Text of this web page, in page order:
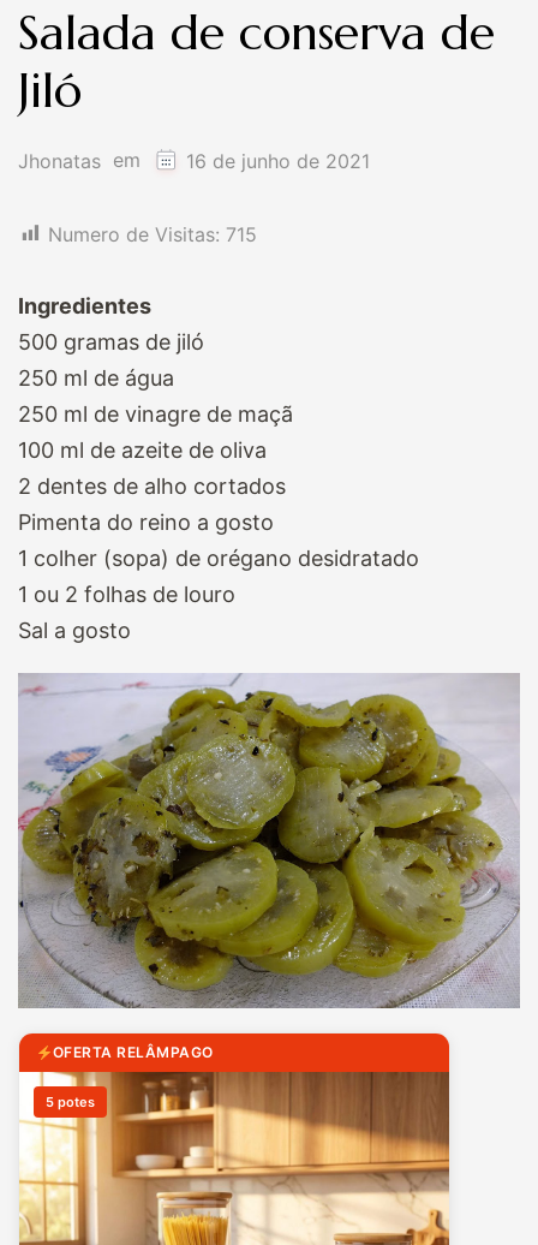
Salada de conserva de
Jiló
Jhonatas em 16 de junho de 2021
Numero de Visitas: 715
Ingredientes
500 gramas de jiló
250 ml de água
250 ml de vinagre de maçã
100 ml de azeite de oliva
2 dentes de alho cortados
Pimenta do reino a gosto
1 colher (sopa) de orégano desidratado
1 ou 2 folhas de louro
Sal a gosto
OFERTA RELÂMPAGO
5 potes